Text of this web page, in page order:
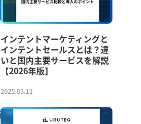
インテントマーケティングと
インテントセールスとは？違
いと国内主要サービスを解説
【2026年版】
2025.03.11